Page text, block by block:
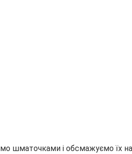
шматочками і обсмажуємо їх